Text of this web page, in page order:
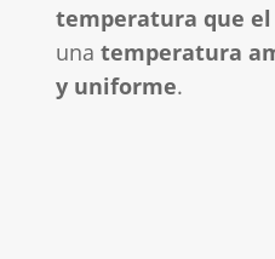
temperatura que
una temperatura
y uniforme.